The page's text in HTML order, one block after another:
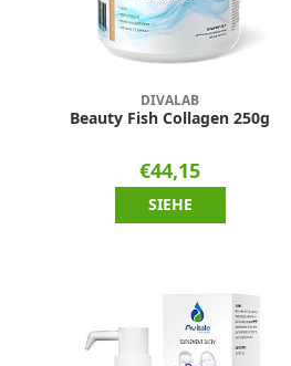
DIVALAB
Beauty Fish Collagen 250g
€44,15
SIEHE